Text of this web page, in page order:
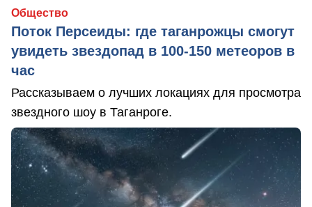
Общество
Поток Персеиды: где таганрожцы смогут
увидеть звездопад в 100-150 метеоров в
час
Рассказываем о лучших локациях для просмотра
звездного шоу в Таганроге.